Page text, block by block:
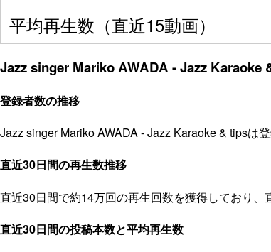
平均再生数（直近15動画）
Jazz singer Mariko AWADA - Jazz Karaoke
登録者数の推移
Jazz singer Mariko AWADA - Jazz Karaoke & tipsは
直近30日間の再生数推移
直近30日間で約14万回の再生回数を獲得しており
直近30日間の投稿本数と平均再生数